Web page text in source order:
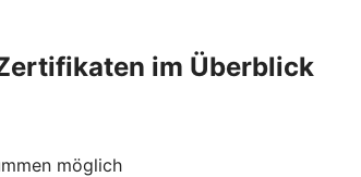
im Überblick
möglich